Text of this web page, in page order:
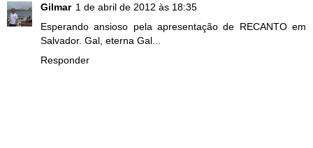
Gilmar 1 de abril de 2012 às 18:35
Esperando ansioso pela apresentação de RECANTO em
Salvador. Gal, eterna Gal...
Responder